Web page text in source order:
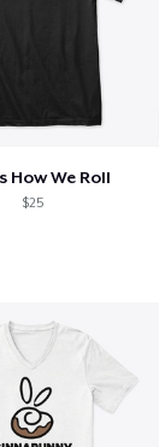
How We Roll
$25